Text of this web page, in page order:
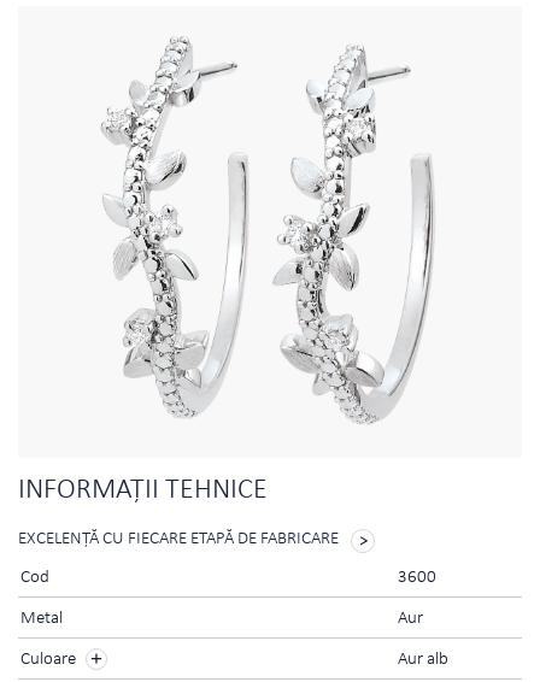
INFORMAŢII TEHNICE
EXCELENŢĂ CU FIECARE ETAPĂ DE FABRICARE
Cod 3600
Metal Aur
Culoare Aur alb